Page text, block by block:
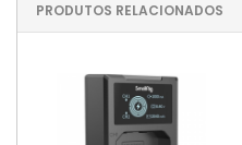
PRODUTOS RELACIONADOS